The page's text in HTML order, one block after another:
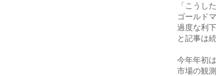
「こうし
ゴールド
過度な利
と記事は
今年年初
市場の観